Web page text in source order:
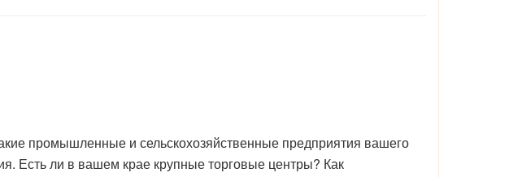
промышленные и сельскохозяйственные предприятия вашего
Есть ли в вашем крае крупные торговые центры? Как